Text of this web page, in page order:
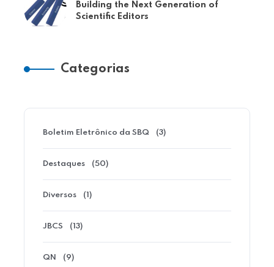
Building the Next Generation of
Scientific Editors
Categorias
Boletim Eletrônico da SBQ (3)
Destaques (50)
Diversos (1)
JBCS (13)
QN (9)